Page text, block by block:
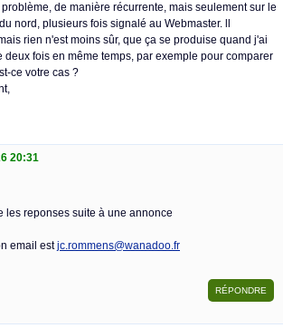
de manière récurrente, mais seulement sur le
nord, plusieurs fois signalé au Webmaster. ll
rien n'est moins sûr, que ça se produise quand j'ai
deux fois en même temps, par exemple pour comparer
ce votre cas ?
20:31
les reponses suite à une annonce
email estjc.rommens@wanadoo.fr